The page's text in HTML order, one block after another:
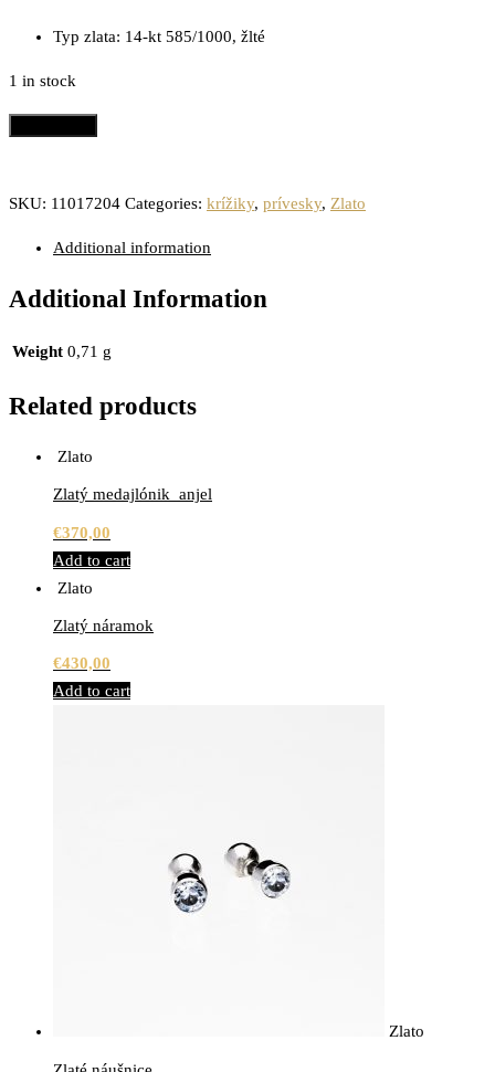
Typ zlata: 14-kt 585/1000, žlté
1 in stock
SKU: 11017204 Categories: krížiky, prívesky, Zlato
Additional information
Additional Information
Weight 0,71 g
Related products
Zlato
Zlatý medajlónik_anjel
€370,00
Add to cart
Zlato
Zlatý náramok
€430,00
Add to cart
Zlato